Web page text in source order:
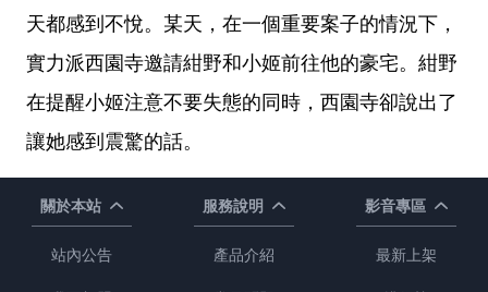
天都感到不悅。某天，在一個重要案子的情況下，
實力派西園寺邀請紺野和小姬前往他的豪宅。紺野
在提醒小姬注意不要失態的同時，西園寺卻說出了
讓她感到震驚的話。
關於本站
站內公告
服務說明
產品介紹
影音專區
最新上架